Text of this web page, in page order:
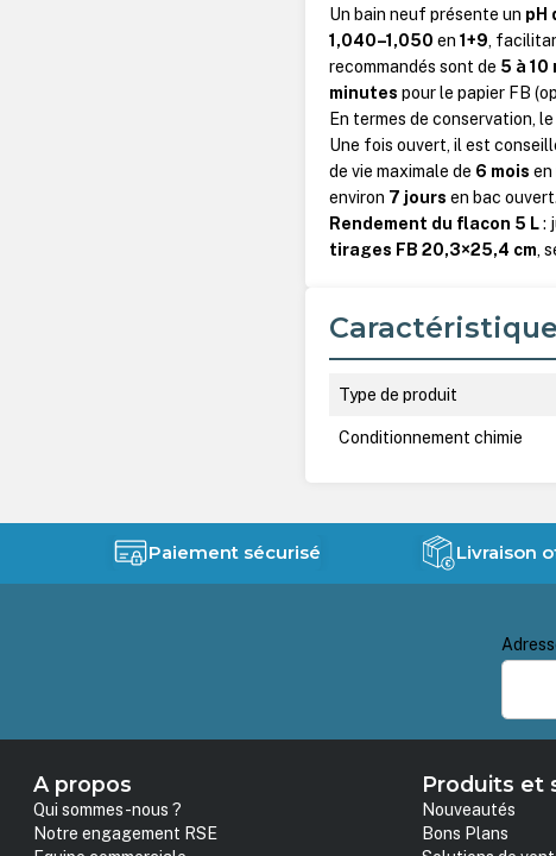
Un bain neuf présente un pH
1,040–1,050 en1+9,
recommandés sont de 5 à 10
minutes pour le papier FB
En termes de conservation,
Une fois ouvert, il est
de vie maximale de 6 mois
environ 7 jours en bac ouvert.
Rendement du flacon 5 L:
tirages FB 20,3×25,4 cm,
Type de produit
Conditionnement chimie
Paiement sécurisé Livraison
A propos
Qui sommes-nous ?
Notre engagement RSE
Produits et
Nouveautés
Bons Plans